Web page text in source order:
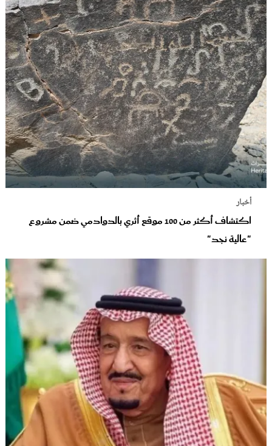
أخبار
اكتشاف أكثر من 100 موقع أثري بالدوادمي ضمن مشروع
"عالية نجد"